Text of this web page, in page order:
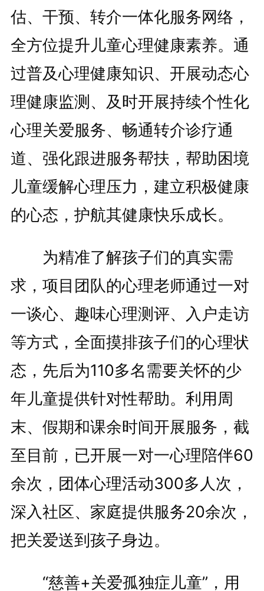
估、干预、转介一体化服务网络，
全方位提升儿童心理健康素养。通
过普及心理健康知识、开展动态心
理健康监测、及时开展持续个性化
心理关爱服务、畅通转介诊疗通
道、强化跟进服务帮扶，帮助困境
儿童缓解心理压力，建立积极健康
的心态，护航其健康快乐成长。
为精准了解孩子们的真实需
求，项目团队的心理老师通过一对
一谈心、趣味心理测评、入户走访
等方式，全面摸排孩子们的心理状
态，先后为110多名需要关怀的少
年儿童提供针对性帮助。利用周
末、假期和课余时间开展服务，截
至目前，已开展一对一心理陪伴60
余次，团体心理活动300多人次，
深入社区、家庭提供服务20余次，
把关爱送到孩子身边。
“慈善+关爱孤独症儿童”，用